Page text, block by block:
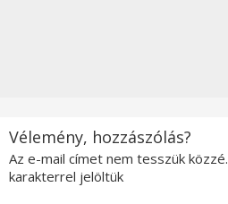
Vélemény, hozzászólás?
Az e-mail címet nem tesszük közzé.
karakterrel jelöltük